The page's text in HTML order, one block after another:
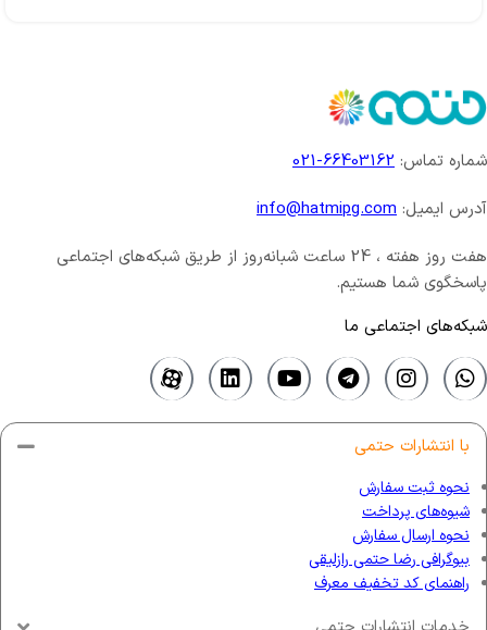
شماره تماس: 66403162-021
آدرس ایمیل: info@hatmipg.com
هفت روز هفته ، 24 ساعت شبانه‌روز از طریق شبکه‌های اجتماعی
پاسخگوی شما هستیم.
شبکه‌های اجتماعی ما
با انتشارات حتمی
نحوه ثبت سفارش
شیوه‌های پرداخت
نحوه ارسال سفارش
بیوگرافی رضا حتمی رازلیقی
راهنمای کد تخفیف معرف